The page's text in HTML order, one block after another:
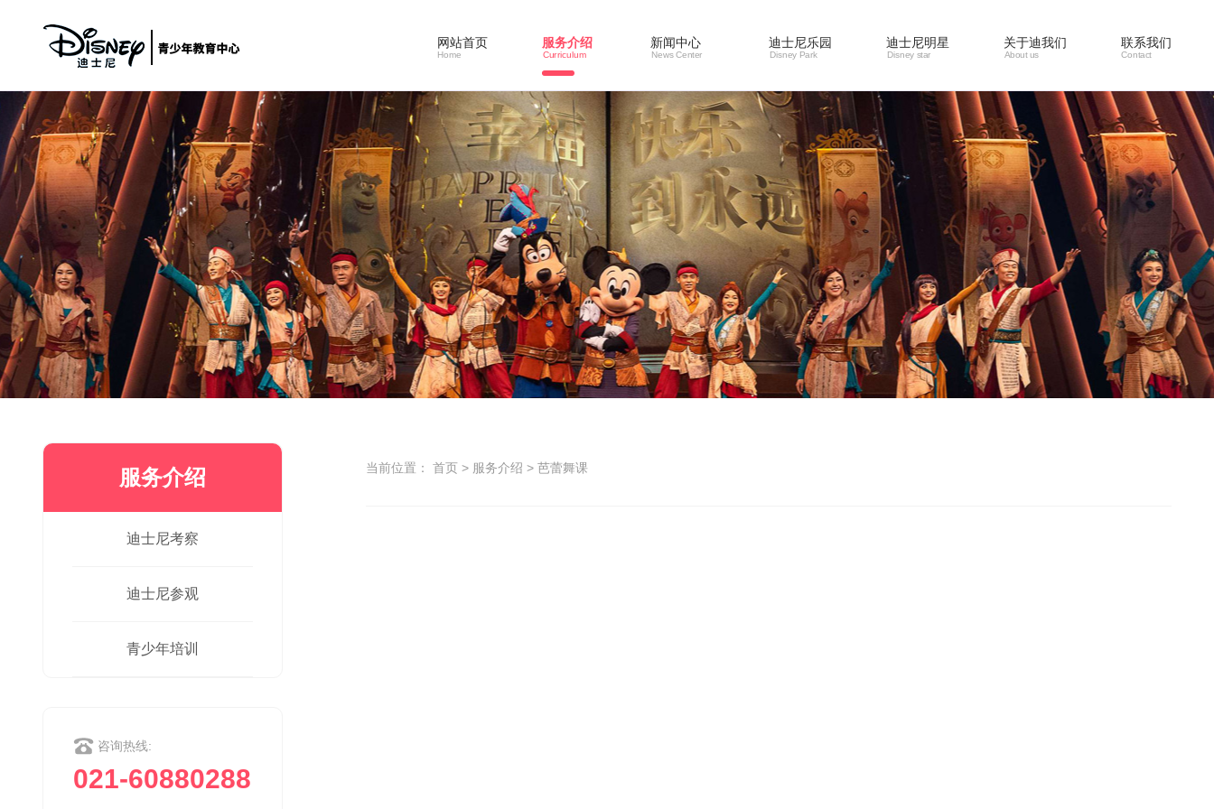
网站首页
Home
服务介绍
Curriculum
新闻中心
News Center
迪士尼乐园
Disney Park
迪士尼明星
Disney star
关于迪我们
About us
联系我们
Contact
服务介绍
迪士尼考察
迪士尼参观
青少年培训
咨询热线:
021-60880288
当前位置： 首页 > 服务介绍 > 芭蕾舞课